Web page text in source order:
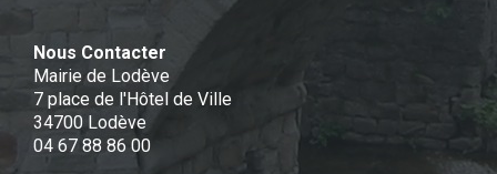
Nous Contacter
Mairie de Lodève
7 place de l'Hôtel de Ville
34700 Lodève
04 67 88 86 00